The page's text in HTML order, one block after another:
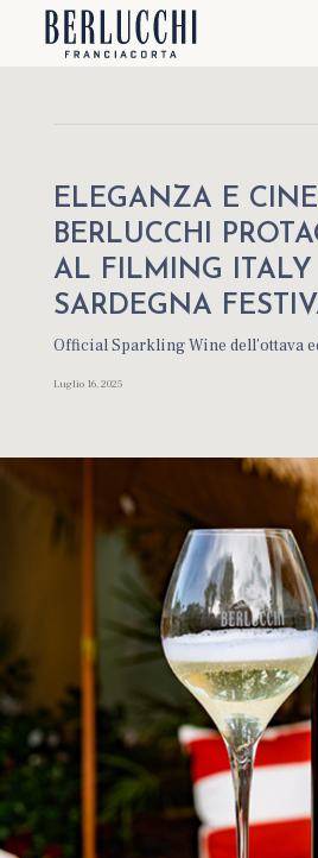
ELEGANZA E
BERLUCCHI
AL FILMING ITALY
SARDEGNA
Official Sparkling Wine dell’ottava
Luglio 16, 2025